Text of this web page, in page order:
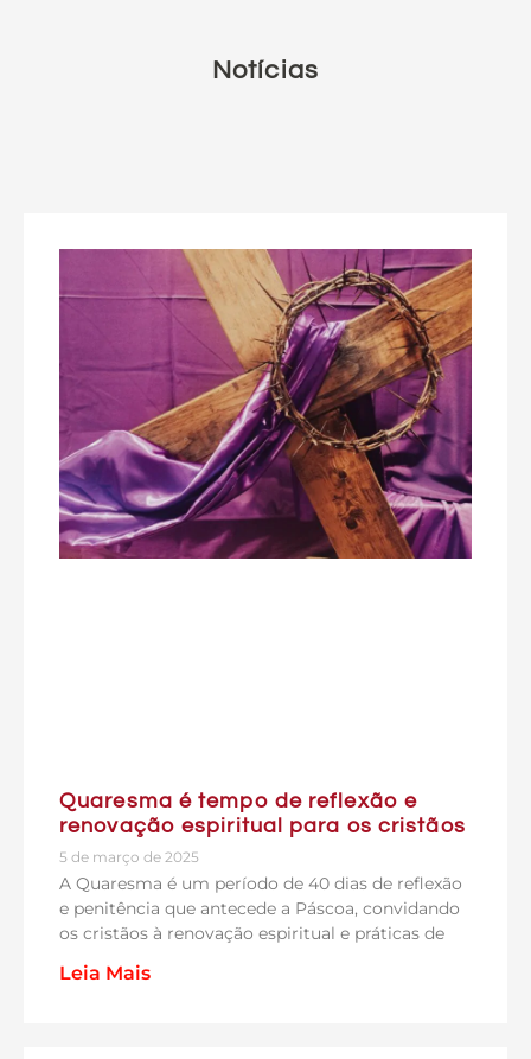
Notícias
Quaresma é tempo de reflexão e
renovação espiritual para os cristãos
5 de março de 2025
A Quaresma é um período de 40 dias de reflexão
e penitência que antecede a Páscoa, convidando
os cristãos à renovação espiritual e práticas de
Leia Mais